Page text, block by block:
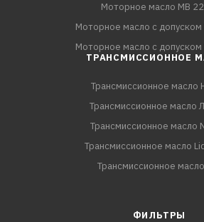
Моторное масло MB
Моторное масло с допуском
Моторное масло с допуском
ТРАНСМИССИОННОЕ
Трансмиссионное масло
Трансмиссионное масло
Трансмиссионное масло
Трансмиссионное масло
Трансмиссионное
ФИЛЬТРЫ